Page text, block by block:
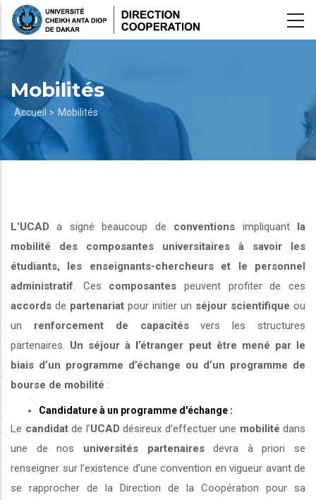
Aller
Mobilités
Fil
d'Ariane
Accueil > Mobilités
L’UCAD a signé beaucoup de conventions impliquant la
mobilité des composantes universitaires à savoir les
étudiants, les enseignants-chercheurs et le personnel
administratif . Ces composantes peuvent profiter de ces
accords de partenariat pour initier un séjour scientifique ou
un renforcement de capacitésvers les structures
partenaires. Un séjour à l’étranger peut être mené par le
biais d’un programme d’échange ou d’un programme de
bourse de mobilité :
Candidature à un programme d'échange :
Le candidatde l’UCAD désireux d’effectuer une mobilité dans
une de nos universités partenairesdevra à priori se
renseigner sur l’existence d’une convention en vigueur avant de
se rapprocher de la Direction de la Coopération pour sa